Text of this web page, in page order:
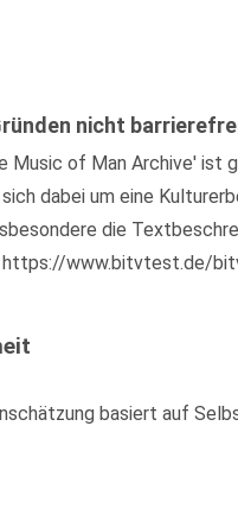
nicht
Music of Man Archive'
dabei um eine
die
https://
basiert auf